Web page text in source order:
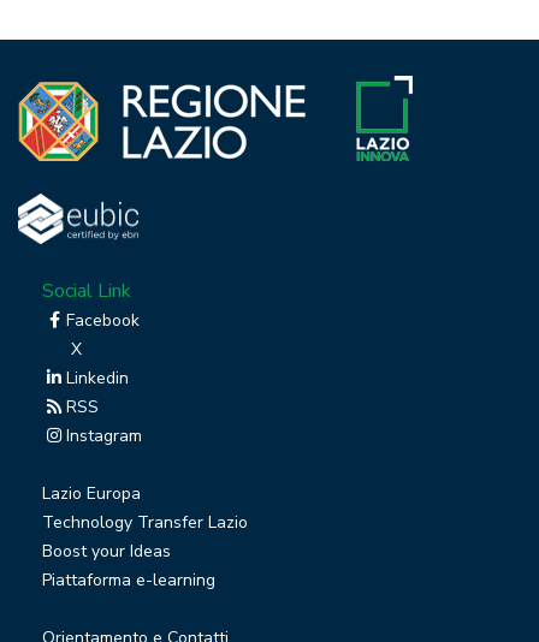
Social Link
Facebook
X
Linkedin
RSS
Instagram
Lazio Europa
Technology Transfer Lazio
Boost your Ideas
Piattaforma e-learning